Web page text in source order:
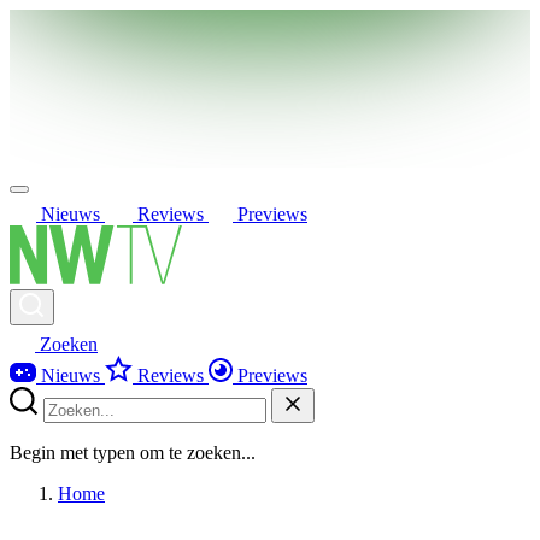
Nieuws Reviews Previews
Zoeken
Nieuws
Reviews Previews
Begin met typen om te zoeken...
Home